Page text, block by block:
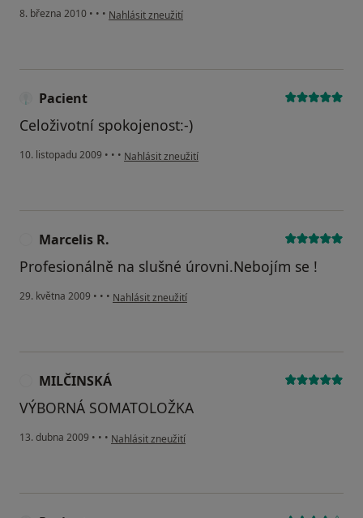
8. března 2010 • • • podle názoru uživatele Pacient
Nahlásit zneužití
Pacient
Celoživotní spokojenost:-)
10. listopadu 2009 • • • podle názoru uživatele Pacient
Nahlásit zneužití
Marcelis R.
Profesionálně na slušné úrovni.Nebojím se !
29. května 2009 • • • podle názoru uživatele Marcelis R.
Nahlásit zneužití
MILČINSKÁ
VÝBORNÁ SOMATOLOŽKA
13. dubna 2009 • • • podle názoru uživatele MILČINSKÁ
Nahlásit zneužití